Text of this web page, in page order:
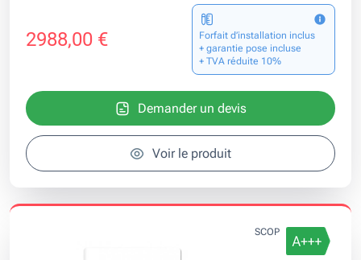
2988,00 €
Forfait d’installation inclus
+ garantie pose incluse
+ TVA réduite 10%
Demander un devis
Voir le produit
SCOP